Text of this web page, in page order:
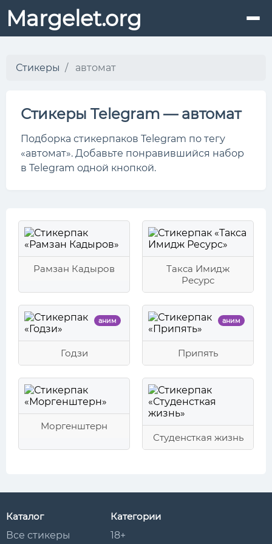
Margelet.org
Стикеры автомат
Стикеры Telegram — автомат
Подборка стикерпаков Telegram по тегу
«автомат». Добавьте понравившийся набор
в Telegram одной кнопкой.
Рамзан Кадыров
Такса Имидж
Ресурс
аним
Годзи
аним
Припять
Моргенштерн
Студенсткая жизнь
Каталог
Все стикеры
Категории
18+